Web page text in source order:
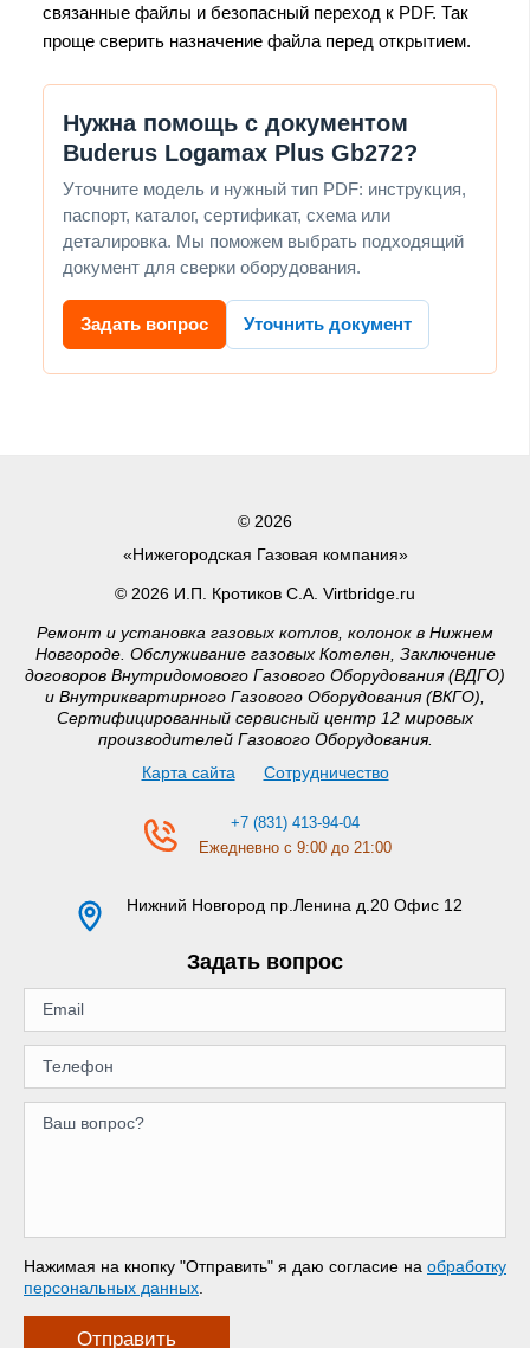
связанные файлы и безопасный переход к PDF. Так
проще сверить назначение файла перед открытием.
Нужна помощь с документом
Buderus Logamax Plus Gb272?
Уточните модель и нужный тип PDF: инструкция,
паспорт, каталог, сертификат, схема или
деталировка. Мы поможем выбрать подходящий
документ для сверки оборудования.
Задать вопрос Уточнить документ
© 2026
«Нижегородская Газовая компания»
© 2026 И.П. Кротиков С.А. Virtbridge.ru
Ремонт и установка газовых котлов, колонок в Нижнем
Новгороде. Обслуживание газовых Котелен, Заключение
договоров Внутридомового Газового Оборудования (ВДГО)
и Внутриквартирного Газового Оборудования (ВКГО),
Сертифицированный сервисный центр 12 мировых
производителей Газового Оборудования.
Карта сайта
Сотрудничество
+7 (831) 413-94-04
Ежедневно с 9:00 до 21:00
Нижний Новгород пр.Ленина д.20 Офис 12
Задать вопрос
Нажимая на кнопку "Отправить" я даю согласие на обработку
персональных данных
Отправить